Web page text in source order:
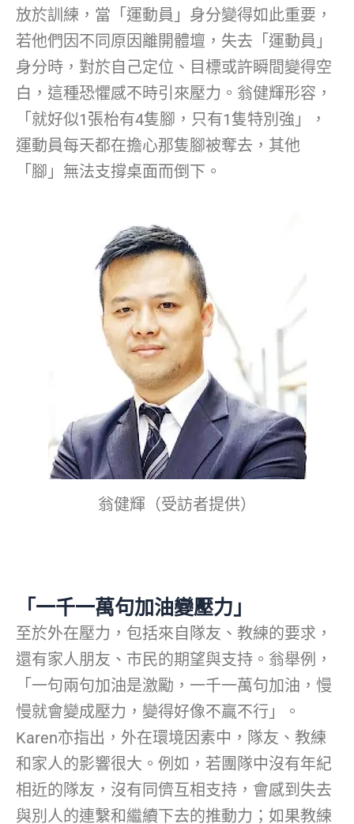
放於訓練，當「運動員」身分變得如此重要，
若他們因不同原因離開體壇，失去「運動員」
身分時，對於自己定位、目標或許瞬間變得空
白，這種恐懼感不時引來壓力。翁健輝形容，
「就好似1張枱有4隻腳，只有1隻特別強」，
運動員每天都在擔心那隻腳被奪去，其他
「腳」無法支撐桌面而倒下。
翁健輝（受訪者提供）
「一千一萬句加油變壓力」
至於外在壓力，包括來自隊友、教練的要求，
還有家人朋友、市民的期望與支持。翁舉例，
「一句兩句加油是激勵，一千一萬句加油，慢
慢就會變成壓力，變得好像不贏不行」。
Karen亦指出，外在環境因素中，隊友、教練
和家人的影響很大。例如，若團隊中沒有年紀
相近的隊友，沒有同儕互相支持，會感到失去
與別人的連繫和繼續下去的推動力；如果教練